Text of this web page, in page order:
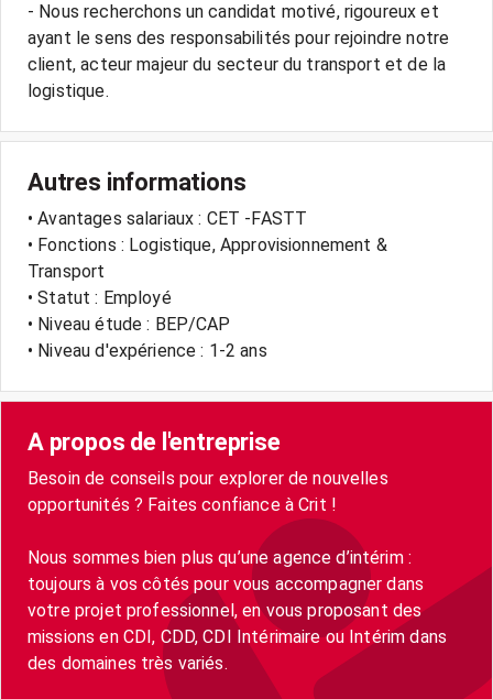
- Nous recherchons un candidat motivé, rigoureux et
ayant le sens des responsabilités pour rejoindre notre
client, acteur majeur du secteur du transport et de la
Autres informations
• Avantages salariaux : CET -FASTT
• Fonctions : Logistique, Approvisionnement &
Transport
• Statut : Employé
• Niveau étude : BEP/CAP
• Niveau d'expérience : 1-2 ans
A propos de l'entreprise
Besoin de conseils pour explorer de nouvelles
opportunités ? Faites confiance à Crit !
Nous sommes bien plus qu’une agence d’intérim :
toujours à vos côtés pour vous accompagner dans
votre projet professionnel, en vous proposant des
missions en CDI, CDD, CDI Intérimaire ou Intérim dans
des domaines très variés.